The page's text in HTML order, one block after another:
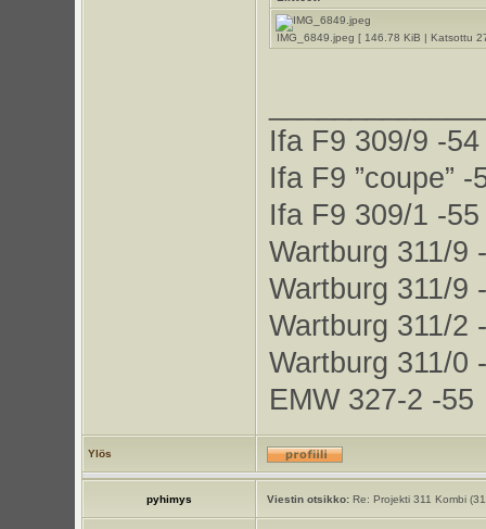
IMG_6849.jpeg [ 146.78 KiB | Katsottu
Ifa F9 309/9 -54
Ifa F9 ”coupe” -
Ifa F9 309/1 -55
Wartburg 311/9
Wartburg 311/9
Wartburg 311/2
Wartburg 311/0
EMW 327-2 -55
Ylös
pyhimys Viestin otsikko:Re: Projekti 311 Kombi